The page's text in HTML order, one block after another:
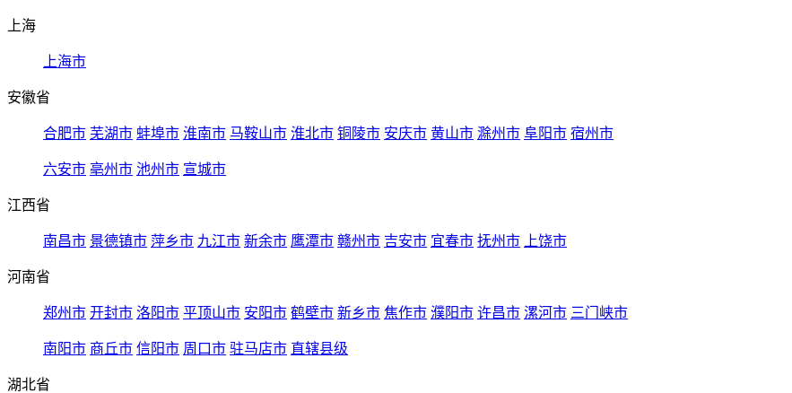
上海
上海市
安徽省
合肥市 芜湖市 蚌埠市 淮南市 马鞍山市 淮北市 铜陵市 安庆市 黄山市 滁州市 阜阳市 宿州市
六安市 亳州市 池州市 宣城市
江西省
南昌市 景德镇市 萍乡市 九江市 新余市 鹰潭市 赣州市 吉安市 宜春市 抚州市 上饶市
河南省
郑州市 开封市 洛阳市 平顶山市 安阳市 鹤壁市 新乡市 焦作市 濮阳市 许昌市 漯河市 三门峡市
南阳市 商丘市 信阳市 周口市 驻马店市 直辖县级
湖北省